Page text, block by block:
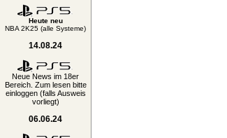
Heute neu
NBA 2K25 (alle Systeme)
14.08.24
Neue News im 18er
Bereich. Zum lesen bitte
einloggen (falls Ausweis
vorliegt)
06.06.24